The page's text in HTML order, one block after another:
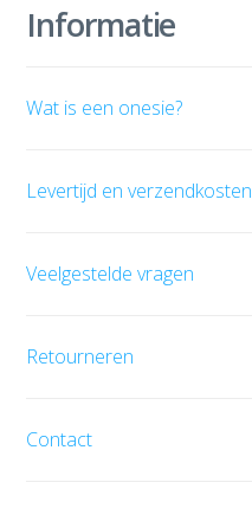
Informatie
Wat is een onesie?
Levertijd en verzendkosten
Veelgestelde vragen
Retourneren
Contact